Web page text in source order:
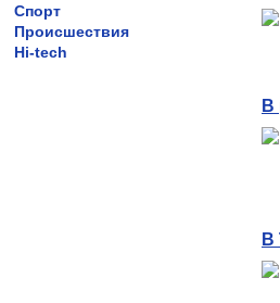
Спорт
Происшествия
Hi-tech
В
В